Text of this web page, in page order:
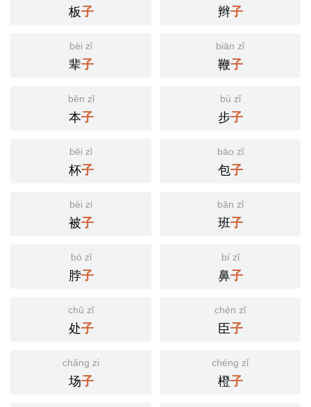
板子 辫子
bèi zǐ
辈子
biān zǐ
鞭子
běn zǐ
本子
bù zǐ
步子
bēi zǐ
杯子
bāo zǐ
包子
bèi zi
被子
bān zǐ
班子
bó zǐ
脖子
bí zǐ
鼻子
chǔ zǐ
处子
chén zǐ
臣子
chǎng zi
场子
chéng zǐ
橙子